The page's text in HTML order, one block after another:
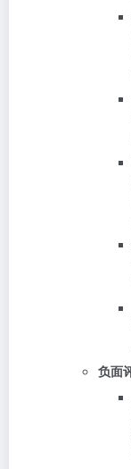
负面